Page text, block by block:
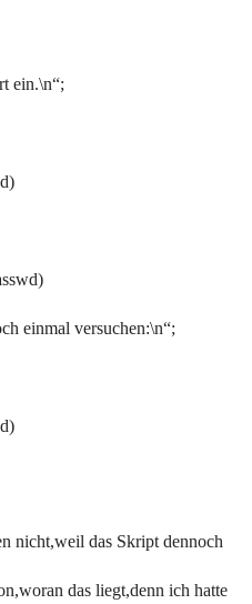
ein.\n“;
einmal versuchen:\n“;
nicht,weil das Skript dennoch
das liegt,denn ich hatte